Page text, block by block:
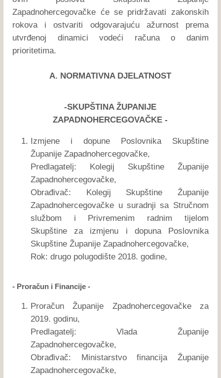
Zapadnohercegovačke će se pridržavati zakonskih
rokova i ostvariti odgovarajuću ažurnost prema
utvrđenoj dinamici vodeći računa o danim
prioritetima.
A. NORMATIVNA DJELATNOST
-SKUPŠTINA ŽUPANIJE
ZAPADNOHERCEGOVAČKE -
Izmjene i dopune Poslovnika Skupštine
Županije Zapadnohercegovačke,
Predlagatelj: Kolegij Skupštine Županije
Zapadnohercegovačke,
Obrađivač: Kolegij Skupštine Županije
Zapadnohercegovačke u suradnji sa Stručnom
službom i Privremenim radnim tijelom
Skupštine za izmjenu i dopuna Poslovnika
Skupštine Županije Zapadnohercegovačke,
Rok: drugo polugodište 2018. godine,
- Proračun i Financije -
Proračun Županije Zpadnohercegovačke za
2019. godinu,
Predlagatelj: Vlada Županije
Zapadnohercegovačke,
Obrađivač: Ministarstvo financija Županije
Zapadnohercegovačke,